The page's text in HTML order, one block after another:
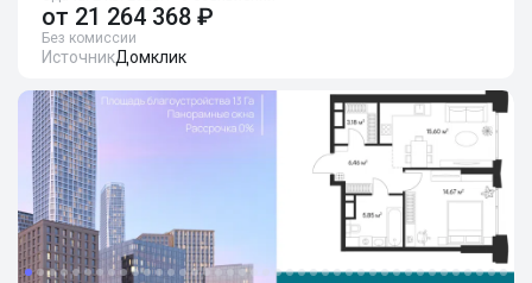
от 21 264 368 ₽
Без комиссии
ИсточникДомклик